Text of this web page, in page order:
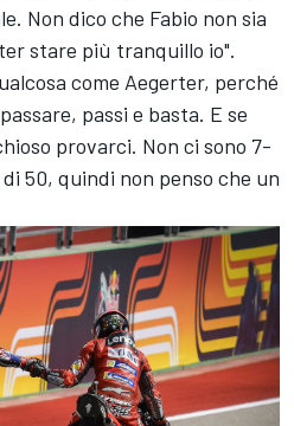
Non dico che Fabio non sia
stare più tranquillo io".
come Aegerter, perché
passi e basta. E se
provarci. Non ci sono 7-
50, quindi non penso che un